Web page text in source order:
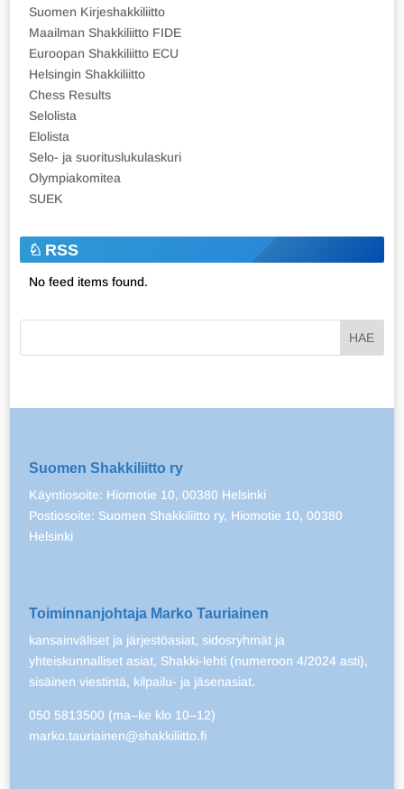
Suomen Kirjeshakkiliitto
Maailman Shakkiliitto FIDE
Euroopan Shakkiliitto ECU
Helsingin Shakkiliitto
Chess Results
Selolista
Elolista
Selo- ja suorituslukulaskuri
Olympiakomitea
SUEK
RSS
No feed items found.
Suomen Shakkiliitto ry
Käyntiosoite: Hiomotie 10, 00380 Helsinki
Postiosoite: Suomen Shakkiliitto ry, Hiomotie 10, 00380
Helsinki
Toiminnanjohtaja Marko Tauriainen
kansainväliset ja järjestöasiat, sidosryhmät ja
yhteiskunnalliset asiat, Shakki-lehti (numeroon 4/2024 asti),
sisäinen viestintä, kilpailu- ja jäsenasiat.
050 5813500 (ma–ke klo 10–12)
marko.tauriainen@shakkiliitto.fi